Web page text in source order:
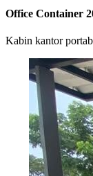
Office Container
Kabin kantor